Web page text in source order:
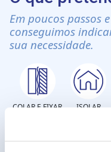
Em poucos passos
conseguimos
sua necessidade.
COLAR E FIXAR ISOLAR